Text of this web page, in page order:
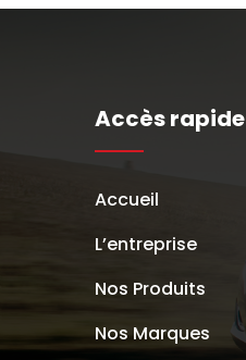
Accès rapide
Accueil
L’entreprise
Nos Produits
Nos Marques